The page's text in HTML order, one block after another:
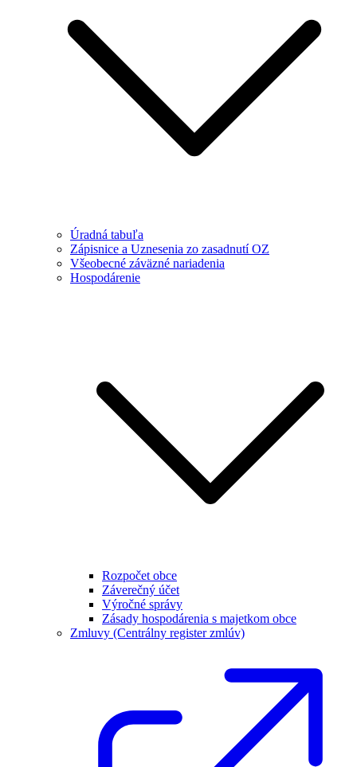
Úradná tabuľa
Zápisnice a Uznesenia zo zasadnutí OZ
Všeobecné záväzné nariadenia
Hospodárenie
Rozpočet obce
Záverečný účet
Výročné správy
Zásady hospodárenia s majetkom obce
Zmluvy (Centrálny register zmlúv)